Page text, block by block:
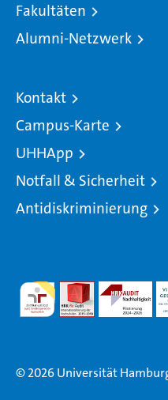
Fakultäten
Alumni-Netzwerk
Kontakt
Campus-Karte
UHHApp
Notfall & Sicherheit
Antidiskriminierung
© 2026 Universität